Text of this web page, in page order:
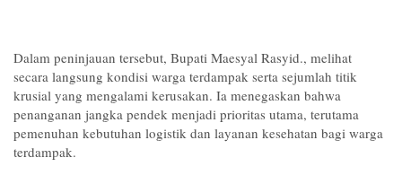
Dalam peninjauan tersebut, Bupati Maesyal Rasyid., melihat
secara langsung kondisi warga terdampak serta sejumlah titik
krusial yang mengalami kerusakan. Ia menegaskan bahwa
penanganan jangka pendek menjadi prioritas utama, terutama
pemenuhan kebutuhan logistik dan layanan kesehatan bagi warga
terdampak.